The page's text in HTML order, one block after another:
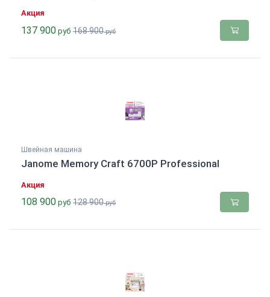
Акция
137 900 руб 168 900руб
Швейная машина
Janome Memory Craft 6700P Professional
Акция
108 900 руб 128 900руб